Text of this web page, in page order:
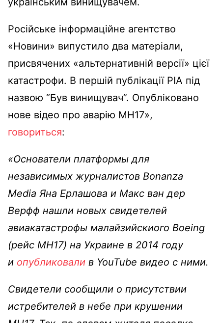
Російське інформаційне агентство
«Новини» випустило два матеріали,
присвячених «альтернативній версії» цієї
катастрофи. В першій публікації РІА під
назвою “Був винищувач”. Опубліковано
нове відео про аварію MH17»,
говориться:
«Основатели платформы для
независимых журналистов Bonanza
Media Яна Ерлашова и Макс ван дер
Верфф нашли новых свидетелей
авиакатастрофы малайзийскиого Boeing
(рейс МН17) на Украине в 2014 году
и опубликовали в YouTube видео с ними.
Свидетели сообщили о присутствии
истребителей в небе при крушении